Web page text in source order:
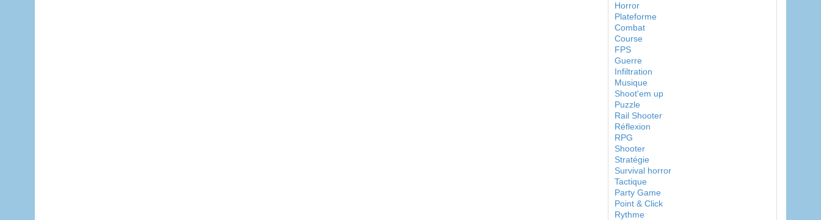
Horror
Plateforme
Combat
Course
FPS
Guerre
Infiltration
Musique
Shoot'em up
Puzzle
Rail Shooter
Réflexion
RPG
Shooter
Stratégie
Survival horror
Tactique
Party Game
Point & Click
Rythme